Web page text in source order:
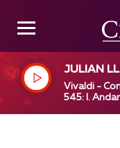
JULIAN
R,
HANS-
Vivaldi -
545: I.